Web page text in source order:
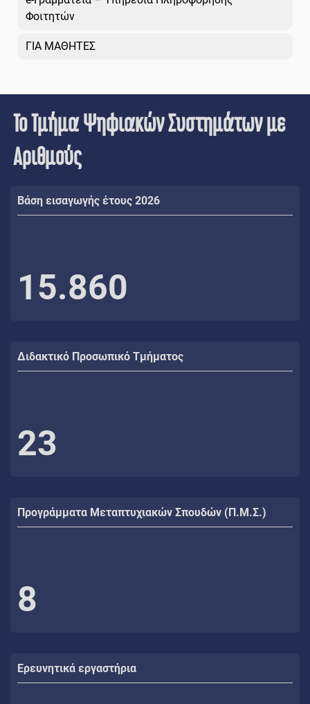
Φοιτητών
ΓΙΑ ΜΑΘΗΤΕΣ
Το Τμήμα Ψηφιακών Συστημάτων με
Αριθμούς
Βάση εισαγωγής έτους 2026
15.860
Διδακτικό Προσωπικό Τμήματος
23
Προγράμματα Μεταπτυχιακών Σπουδών (Π.Μ.Σ.)
8
Ερευνητικά εργαστήρια